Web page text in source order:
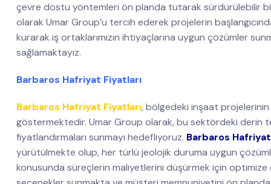
çevre dostu yöntemleri ön planda tutarak sürdürülebilir
olarak Umar Group’u tercih ederek projelerin
kurarak iş ortaklarımızın ihtiyaçlarına uygun çözümler
sağlamaktayız.
Barbaros Hafriyat Fiyatları
Barbaros Hafriyat Fiyatları, bölgedeki inşaat
göstermektedir. Umar Group olarak, bu sektördeki derin
fiyatlandırmaları sunmayı hedefliyoruz. Barbaros
yürütülmekte olup, her türlü jeolojik duruma uygun
konusunda süreçlerin maliyetlerini düşürmek için